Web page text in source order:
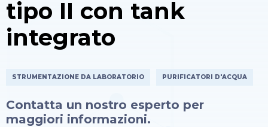
tipo II con tank
integrato
STRUMENTAZIONE DA LABORATORIO PURIFICATORI D'ACQUA
Contatta un nostro esperto per
maggiori informazioni.